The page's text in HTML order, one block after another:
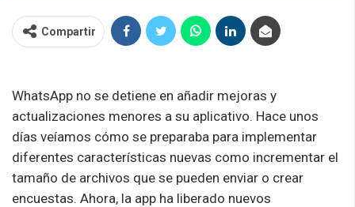
Compartir
WhatsApp no se detiene en añadir mejoras y
actualizaciones menores a su aplicativo. Hace unos
días veíamos cómo se preparaba para implementar
diferentes características nuevas como incrementar el
tamaño de archivos que se pueden enviar o crear
encuestas. Ahora, la app ha liberado nuevos